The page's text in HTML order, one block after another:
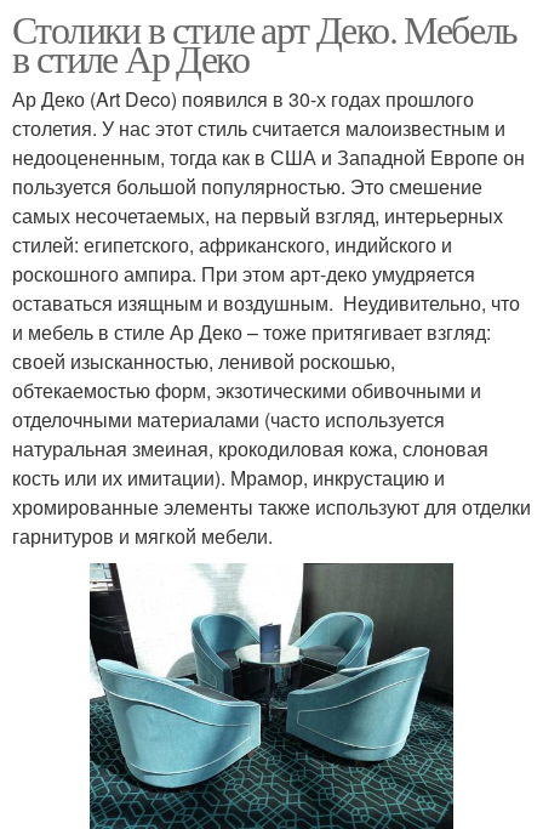
Столики в стиле арт Деко. Мебель
в стиле Ар Деко
Ар Деко (Art Deco) появился в 30-х годах прошлого
столетия. У нас этот стиль считается малоизвестным и
недооцененным, тогда как в США и Западной Европе он
пользуется большой популярностью. Это смешение
самых несочетаемых, на первый взгляд, интерьерных
стилей: египетского, африканского, индийского и
роскошного ампира. При этом арт-деко умудряется
оставаться изящным и воздушным. Неудивительно, что
и мебель в стиле Ар Деко – тоже притягивает взгляд:
своей изысканностью, ленивой роскошью,
обтекаемостью форм, экзотическими обивочными и
отделочными материалами (часто используется
натуральная змеиная, крокодиловая кожа, слоновая
кость или их имитации). Мрамор, инкрустацию и
хромированные элементы также используют для отделки
гарнитуров и мягкой мебели.